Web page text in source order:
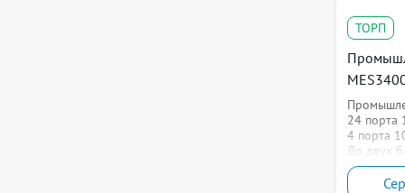
ТОРП
24 порта
4 порта
До двух